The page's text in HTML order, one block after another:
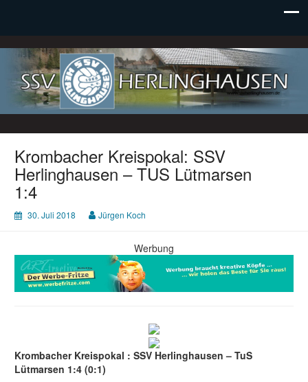
SSV Herlinghausen e. V.
Krombacher Kreispokal: SSV
Herlinghausen – TUS Lütmarsen
1:4
30. Juli 2018 Jürgen Koch
Werbung
Krombacher Kreispokal : SSV Herlinghausen – TuS
Lütmarsen 1:4 (0:1)